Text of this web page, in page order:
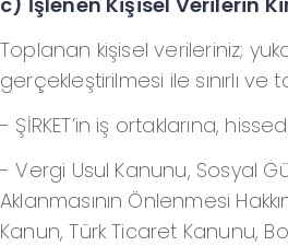
Toplanan kişisel verileriniz;
gerçekleştirilmesi ile sınırlı
- ŞİRKET’in iş ortaklarına,
- Vergi Usul Kanunu, Sosyal
Aklanmasının Önlenmesi
Kanun, Türk Ticaret Kanunu,